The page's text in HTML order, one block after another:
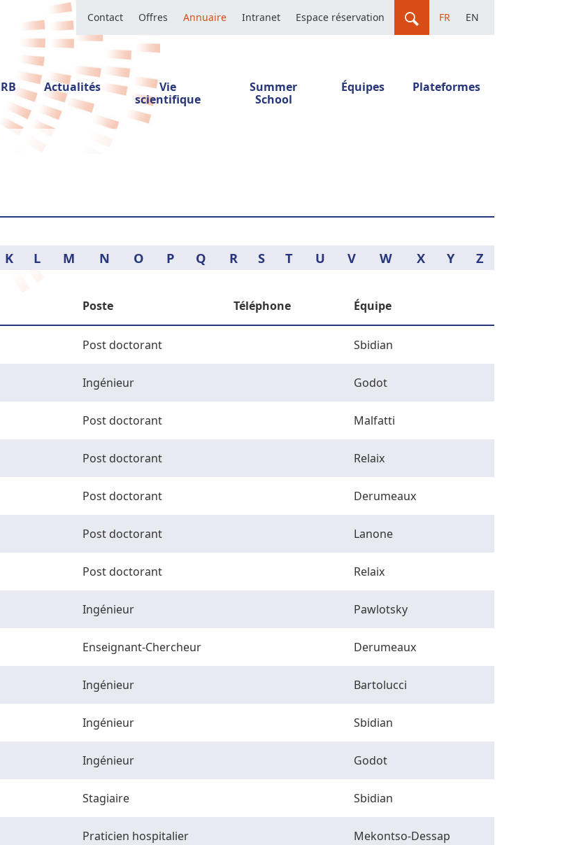
Contact Offres Annuaire Intranet Espace réservation FR EN
Actualités
Vie
scientifique
Summer
School
Équipes Plateformes
K L M N O P Q R S T U V W X Y Z
Poste Téléphone Équipe
Post doctorant Sbidian
Ingénieur Godot
Post doctorant Malfatti
Post doctorant Relaix
Post doctorant Derumeaux
Post doctorant Lanone
Post doctorant Relaix
Ingénieur Pawlotsky
Enseignant-Chercheur Derumeaux
Ingénieur Bartolucci
Ingénieur Sbidian
Ingénieur Godot
Stagiaire Sbidian
Praticien hospitalier Mekontso-Dessap